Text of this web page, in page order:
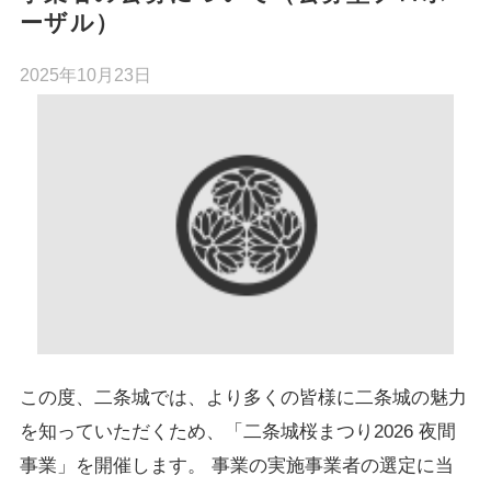
ーザル）
2025年10月23日
この度、二条城では、より多くの皆様に二条城の魅力
を知っていただくため、「二条城桜まつり2026 夜間
事業」を開催します。 事業の実施事業者の選定に当